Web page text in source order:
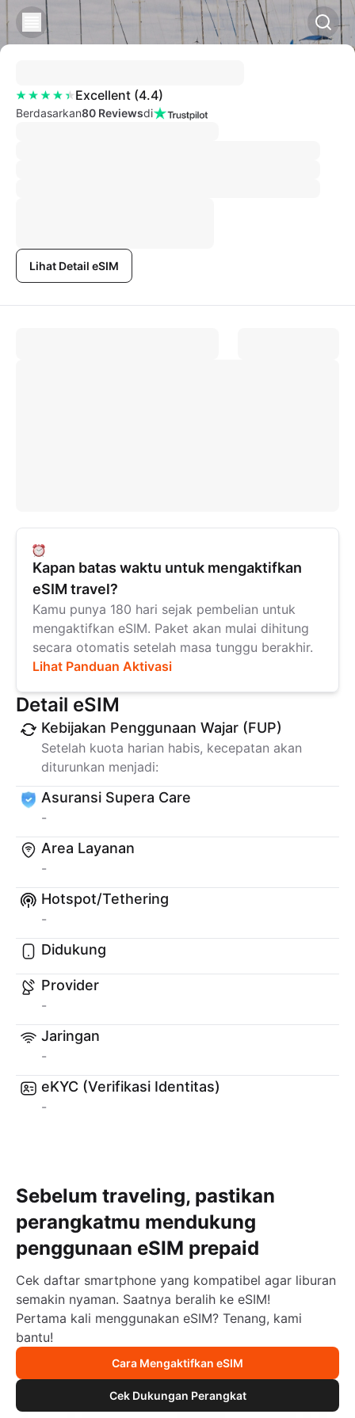
Excellent (4.4)
Berdasarkan80 Reviewsdi
Lihat Detail eSIM
Kapan batas waktu untuk mengaktifkan
eSIM travel?
Kamu punya 180 hari sejak pembelian untuk
mengaktifkan eSIM. Paket akan mulai dihitung
secara otomatis setelah masa tunggu berakhir.
Lihat Panduan Aktivasi
Detail eSIM
Kebijakan Penggunaan Wajar (FUP)
Setelah kuota harian habis, kecepatan akan
diturunkan menjadi:
Asuransi Supera Care
-
Area Layanan
-
Hotspot/Tethering
-
Didukung
Provider
-
Jaringan
-
eKYC (Verifikasi Identitas)
-
Sebelum traveling, pastikan
perangkatmu mendukung
penggunaan eSIM prepaid
Cek daftar smartphone yang kompatibel agar liburan
semakin nyaman. Saatnya beralih ke eSIM!
Pertama kali menggunakan eSIM? Tenang, kami
bantu!
Cara Mengaktifkan eSIM
Cek Dukungan Perangkat